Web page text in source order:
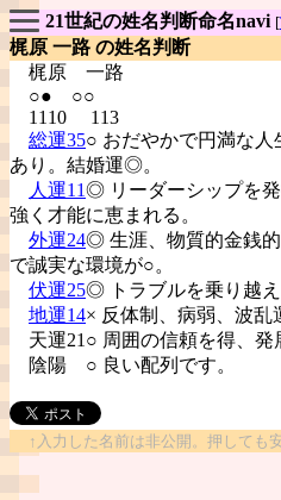
21世紀の姓名判断命名navi [
梶原 一路 の姓名判断
梶原 一路
○● ○○
1110 113
総運35○ おだやかで円満な
あり。結婚運◎。
人運11◎ リーダーシップを
強く才能に恵まれる。
外運24◎ 生涯、物質的金銭
で誠実な環境が○。
伏運25◎ トラブルを乗り越え
地運14× 反体制、病弱、波乱
天運21○ 周囲の信頼を得、発
陰陽 ○ 良い配列です。
↑入力した名前は非公開。押しても